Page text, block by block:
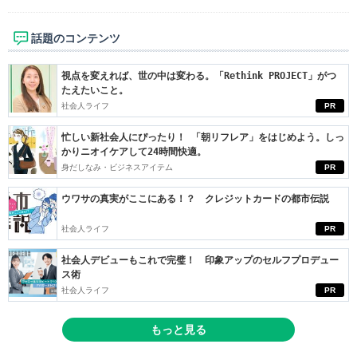
話題のコンテンツ
PR
視点を変えれば、世の中は変わる。「Rethink PROJECT」がつ
たえたいこと。
社会人ライフ
PR
忙しい新社会人にぴったり！ 「朝リフレア」をはじめよう。しっ
かりニオイケアして24時間快適。
身だしなみ・ビジネスアイテム
PR
ウワサの真実がここにある！？ クレジットカードの都市伝説
社会人ライフ
PR
社会人デビューもこれで完璧！ 印象アップのセルフプロデュー
ス術
社会人ライフ
もっと見る